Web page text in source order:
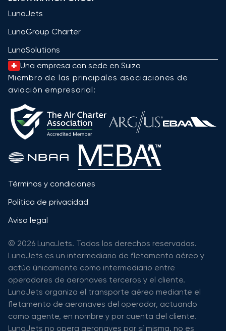
LunaJets
LunaGroup Charter
LunaSolutions
Una empresa con sede en Suiza
Miembro de las principales asociaciones de
aviación empresarial:
Términos y condiciones
Política de privacidad
Aviso legal
© 2026 LunaJets. Todos los derechos reservados.
LunaJets es un intermediario de fletamento aéreo y
actúa únicamente como intermediario entre
operadores de aeronaves terceros y el cliente.
LunaJets organiza el transporte aéreo mediante el
fletamento de aeronaves del operador, actuando
como agente, en nombre y por cuenta del cliente.
LunaJets no opera aeronaves por sí misma, no es